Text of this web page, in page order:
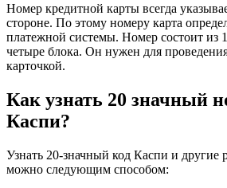
Номер кредитной карты всегда
стороне. По этому номеру карта
платежной системы. Номер состоит из
четыре блока. Он нужен для
карточкой.
Как узнать 20 значный
Каспи?
Узнать 20-значный код Каспи и другие
можно следующим способом: